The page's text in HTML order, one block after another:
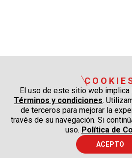
El uso de este sitio web implica
Términos y condiciones.
de terceros para mejorar la
través de su navegación. Si
uso. Política de
ACEPTO